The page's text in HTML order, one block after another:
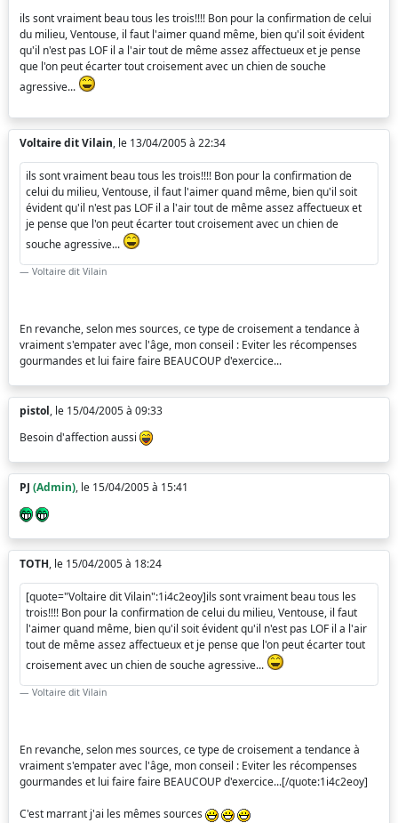
ils sont vraiment beau tous les trois!!!! Bon pour la confirmation de celui
du milieu, Ventouse, il faut l'aimer quand même, bien qu'il soit évident
qu'il n'est pas LOF il a l'air tout de même assez affectueux et je pense
que l'on peut écarter tout croisement avec un chien de souche
agressive...
Voltaire dit Vilain, le 13/04/2005 à 22:34
ils sont vraiment beau tous les trois!!!! Bon pour la confirmation de
celui du milieu, Ventouse, il faut l'aimer quand même, bien qu'il soit
évident qu'il n'est pas LOF il a l'air tout de même assez affectueux et
je pense que l'on peut écarter tout croisement avec un chien de
souche agressive...
Voltaire dit Vilain
En revanche, selon mes sources, ce type de croisement a tendance à
vraiment s'empater avec l'âge, mon conseil : Eviter les récompenses
gourmandes et lui faire faire BEAUCOUP d'exercice...
pistol, le 15/04/2005 à 09:33
Besoin d'affection aussi
PJ (Admin), le 15/04/2005 à 15:41
TOTH, le 15/04/2005 à 18:24
[quote="Voltaire dit Vilain":1i4c2eoy]ils sont vraiment beau tous les
trois!!!! Bon pour la confirmation de celui du milieu, Ventouse, il faut
l'aimer quand même, bien qu'il soit évident qu'il n'est pas LOF il a l'air
tout de même assez affectueux et je pense que l'on peut écarter tout
croisement avec un chien de souche agressive...
Voltaire dit Vilain
En revanche, selon mes sources, ce type de croisement a tendance à
vraiment s'empater avec l'âge, mon conseil : Eviter les récompenses
gourmandes et lui faire faire BEAUCOUP d'exercice...[/quote:1i4c2eoy]
C'est marrant j'ai les mêmes sources